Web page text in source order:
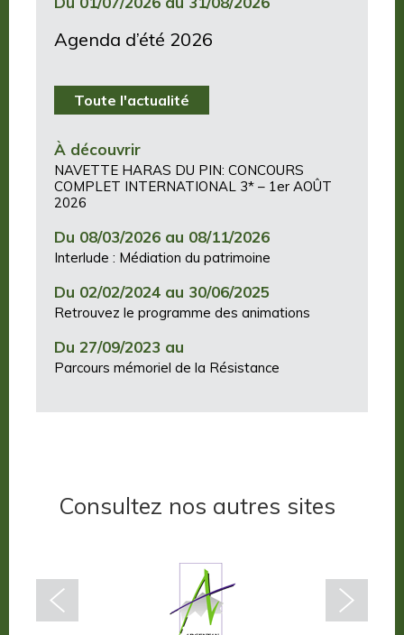
Agenda d’été 2026
Toute l'actualité
À découvrir
NAVETTE HARAS DU PIN: CONCOURS
COMPLET INTERNATIONAL 3* – 1er AOÛT
2026
Du 08/03/2026 au 08/11/2026
Interlude : Médiation du patrimoine
Du 02/02/2024 au 30/06/2025
Retrouvez le programme des animations
Du 27/09/2023 au
Parcours mémoriel de la Résistance
Consultez nos autres sites